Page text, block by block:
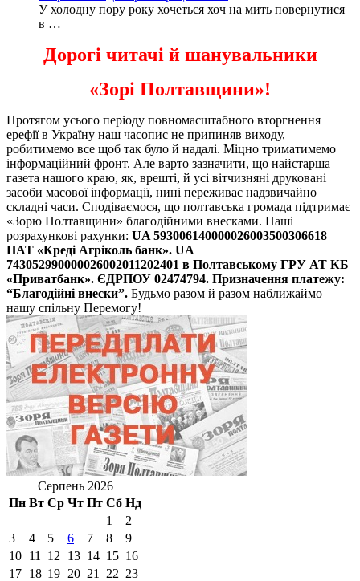
У холодну пору року хочеться хоч на мить повернутися
в …
Дорогі читачі й шанувальники
«Зорі Полтавщини»!
Протягом усього періоду повномасштабного вторгнення
ерефії в Україну наш часопис не припиняв виходу,
робитимемо все щоб так було й надалі. Міцно триматимемо
інформаційний фронт. Але варто зазначити, що найстарша
газета нашого краю, як, врешті, й усі вітчизняні друковані
засоби масової інформації, нині переживає надзвичайно
складні часи. Сподіваємося, що полтавська громада підтримає
«Зорю Полтавщини» благодійними внесками. Наші
розрахункові рахунки: UA 593006140000026003500306618
ПАТ «Креді Агріколь банк». UA
743052990000026002011202401 в Полтавському ГРУ АТ КБ
«Приватбанк». ЄДРПОУ 02474794. Призначення платежу:
“Благодійні внески”. Будьмо разом й разом наближаймо
нашу спільну Перемогу!
Серпень 2026
Пн Вт Ср Чт Пт Сб Нд
1
2
3
4 5 6 7 8
9
10 11 12 13 14 15 16
17 18 19 20 21 22 23